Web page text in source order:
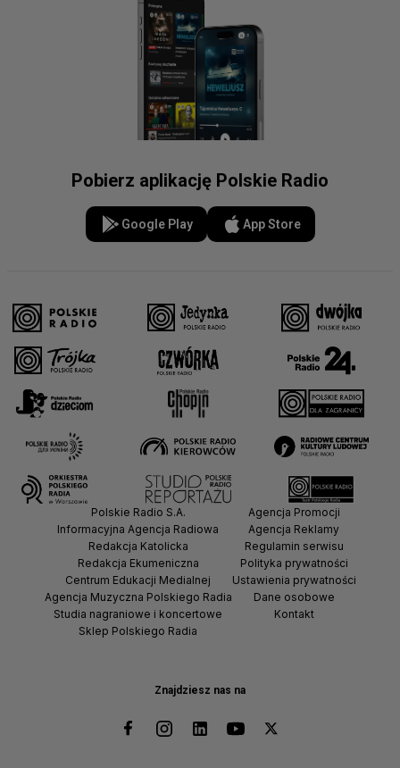
Pobierz aplikację Polskie Radio
Google Play App Store
Znajdziesz nas na
Polskie Radio S.A.
Informacyjna Agencja Radiowa
Redakcja Katolicka
Redakcja Ekumeniczna
Centrum Edukacji Medialnej
Agencja Muzyczna Polskiego Radia
Studia nagraniowe i koncertowe
Sklep Polskiego Radia
Agencja Promocji
Agencja Reklamy
Regulamin serwisu
Polityka prywatności
Ustawienia prywatności
Dane osobowe
Kontakt